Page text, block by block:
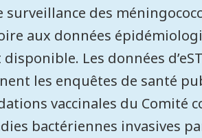
surveillance des
aux données
Les données
les enquêtes de santé
vaccinales du Comité
bactériennes invasives